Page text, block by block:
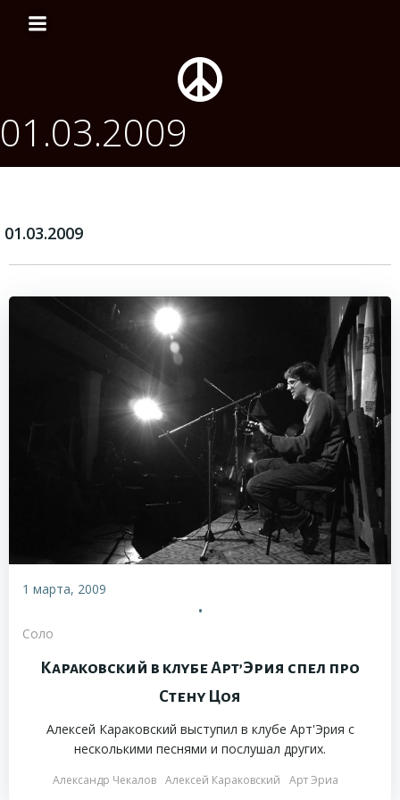
содержимому
01.03.2009
01.03.2009
1 марта, 2009
•
Соло
Караковский в клубе Арт’Эрия спел про
Стену Цоя
Алексей Караковский выступил в клубе Арт'Эрия с
несколькими песнями и послушал других.
Александр Чекалов Алексей Караковский Арт Эриа